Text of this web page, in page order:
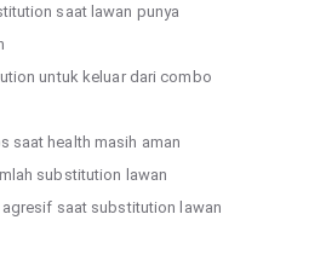
saat lawan punya
untuk keluar dari combo
saat health masih aman
substitution lawan
agresif saat substitution lawan